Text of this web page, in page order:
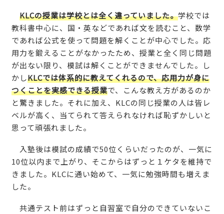
KLCの授業は学校とは全く違っていました。学校では
教科書中心に、国・英などであれば文を読むこと、数学
であれば公式を使って問題を解くことが中心でした。応
用力を鍛えることがなかったため、授業と全く同じ問題
が出ない限り、模試は解くことができませんでした。し
かしKLCでは体系的に教えてくれるので、応用力が身に
つくことを実感できる授業で、こんな教え方があるのか
と驚きました。それに加え、KLCの同じ授業の人は皆レ
ベルが高く、当てられて答えられなければ恥ずかしいと
思って頑張れました。
入塾後は模試の成績で50位くらいだったのが、一気に
10位以内まで上がり、そこからはずっと１ケタを維持で
きました。KLCに通い始めて、一気に勉強時間も増えま
した。
共通テスト前はずっと自習室で自分のできていないこ